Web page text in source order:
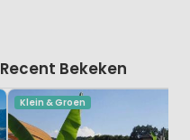
Recent Bekeken
Klein & Groen